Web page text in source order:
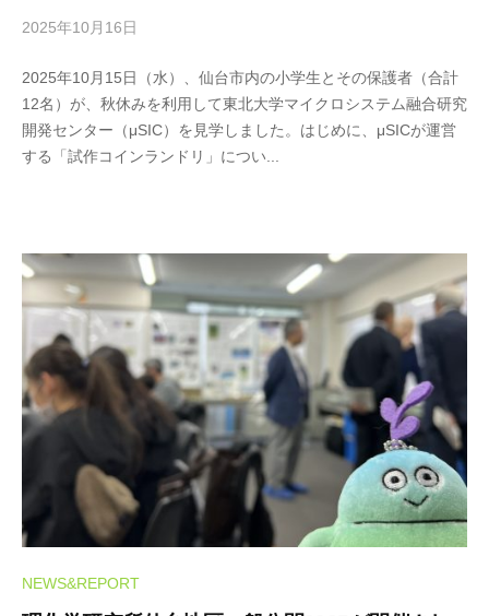
2025年10月16日
m
i
c
r
T
A
F
2025年10月15日（水）、仙台市内の小学生とその保護者（合計
12名）が、秋休みを利用して東北大学マイクロシステム融合研究
開発センター（μSIC）を見学しました。はじめに、μSICが運営
する「試作コインランドリ」につい...
NEWS&REPORT